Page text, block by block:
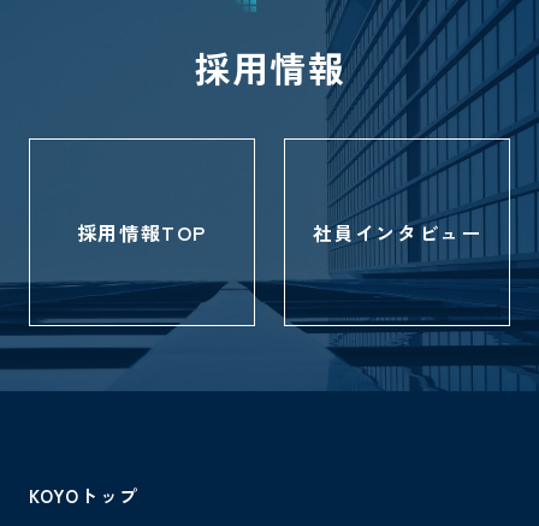
採用情報
採用情報TOP 社員インタビュー
KOYOトップ